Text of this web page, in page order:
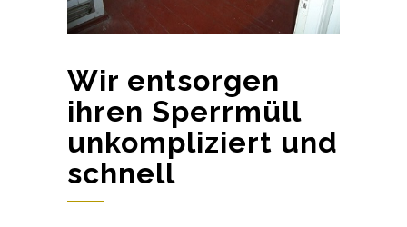
Wir entsorgen
ihren Sperrmüll
unkompliziert und
schnell